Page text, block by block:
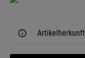
Artikelherkunft